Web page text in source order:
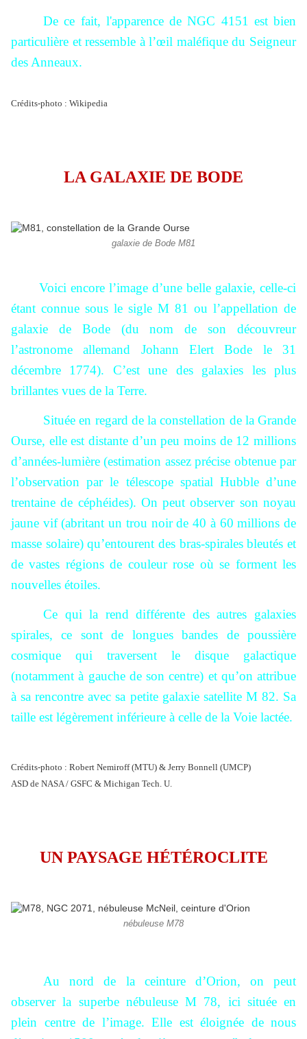
De ce fait, l'apparence de NGC 4151 est bien
particulière et ressemble à l’œil maléfique du Seigneur
des Anneaux.
Crédits-photo : Wikipedia
LA GALAXIE DE BODE
galaxie de Bode M81
Voici encore l’image d’une belle galaxie, celle-ci
étant connue sous le sigle M 81 ou l’appellation de
galaxie de Bode (du nom de son découvreur
l’astronome allemand Johann Elert Bode le 31
décembre 1774). C’est une des galaxies les plus
brillantes vues de la Terre.
Située en regard de la constellation de la Grande
Ourse, elle est distante d’un peu moins de 12 millions
d’années-lumière (estimation assez précise obtenue par
l’observation par le télescope spatial Hubble d’une
trentaine de céphéides). On peut observer son noyau
jaune vif (abritant un trou noir de 40 à 60 millions de
masse solaire) qu’entourent des bras-spirales bleutés et
de vastes régions de couleur rose où se forment les
nouvelles étoiles.
Ce qui la rend différente des autres galaxies
spirales, ce sont de longues bandes de poussière
cosmique qui traversent le disque galactique
(notamment à gauche de son centre) et qu’on attribue
à sa rencontre avec sa petite galaxie satellite M 82. Sa
taille est légèrement inférieure à celle de la Voie lactée.
Crédits-photo : Robert Nemiroff (MTU) & Jerry Bonnell (UMCP)
ASD de NASA / GSFC & Michigan Tech. U.
UN PAYSAGE HÉTÉROCLITE
nébuleuse M78
Au nord de la ceinture d’Orion, on peut
observer la superbe nébuleuse M 78, ici située en
plein centre de l’image. Elle est éloignée de nous